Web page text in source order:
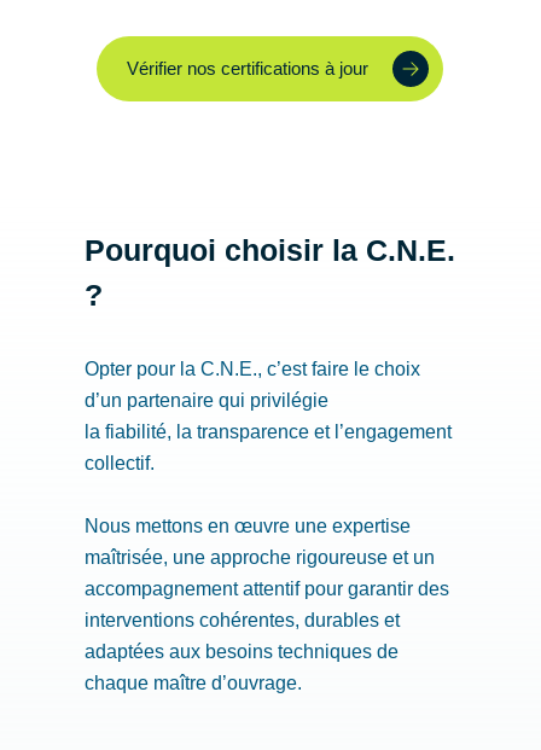
Vérifier nos certifications à jour
Pourquoi choisir la C.N.E.
?
Opter pour la C.N.E., c’est faire le choix
d’un partenaire qui privilégie
la fiabilité, la transparence et l’engagement
collectif.
Nous mettons en œuvre une expertise
maîtrisée, une approche rigoureuse et un
accompagnement attentif pour garantir des
interventions cohérentes, durables et
adaptées aux besoins techniques de
chaque maître d’ouvrage.